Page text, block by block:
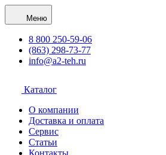
Меню
8 800 250-59-06
(863) 298-73-77
info@a2-teh.ru
Каталог
О компании
Доставка и оплата
Сервис
Статьи
Контакты